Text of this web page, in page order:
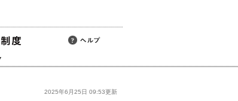
2025年6月25日 09:53更新